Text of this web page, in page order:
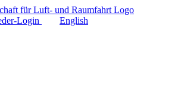
Login English